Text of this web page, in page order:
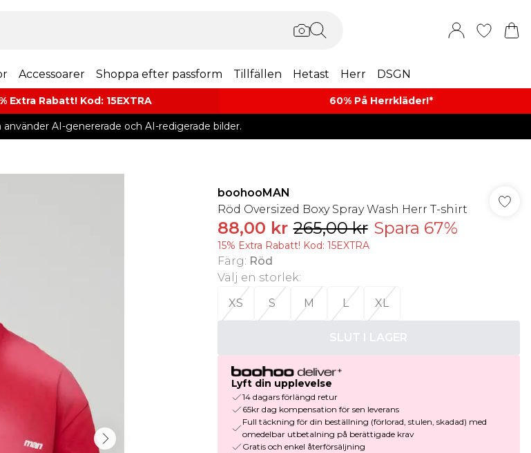
Accessoarer Shoppa efter passform Tillfällen Hetast Herr DSGN
Extra Rabatt! Kod: 15EXTRA 60% På Herrkläder!*​
AI-genererade och AI-redigerade bilder.
boohooMAN
Röd Oversized Boxy Spray Wash Herr T-shirt
88,00 kr 265,00 kr Spara 67%
15% Extra Rabatt! Kod: 15EXTRA
Färg: Röd
Välj en storlek:
XS
S M L XL
SLUT I LAGER
Lyft din upplevelse
14 dagars förlängd retur
65kr dag kompensation för sen leverans
Full täckning för din beställning (förlorad, stulen, skadad) med
omedelbar utbetalning på berättigade krav
Gratis och enkel återförsäljning